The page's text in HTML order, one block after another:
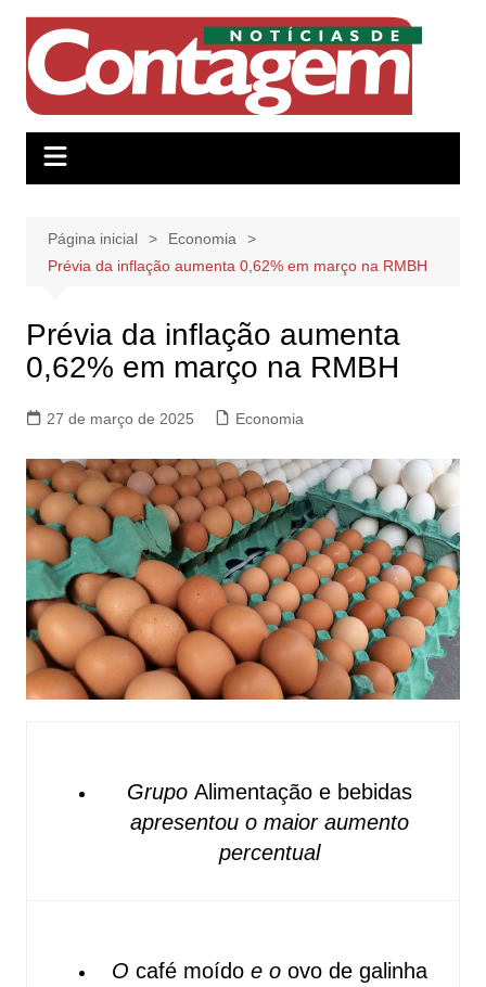
conteúdo
Página inicial
Economia
Prévia da inflação aumenta 0,62% em março na RMBH
Prévia da inflação aumenta
0,62% em março na RMBH
27 de março de 2025 Economia
GrupoAlimentação e bebidas
apresentou o maior aumento
percentual
Ocafé moído e oovo de galinha